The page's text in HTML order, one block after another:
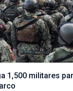
1,500 militares